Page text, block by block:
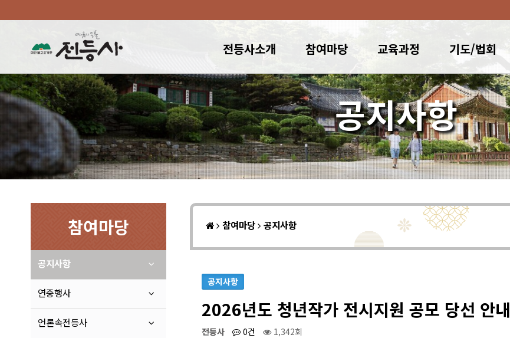
전등사소개 참여마당 교육과정 기도/법회
공지사항
참여마당
공지사항
연중행사
언론속전등사
참여마당 공지사항
공지사항
2026년도 청년작가 전시지원 공모 당선 안내
전등사 0건 1,342회